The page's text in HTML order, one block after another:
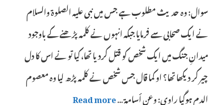
سوال: وہ حدیث مطلوب ہے جس میں نبی علیہ الصلوۃ والسلام
نے ایک صحابی سے فرمایا جبکہ انہوں نے کلمہ پڑھنے کے باوجود
میدانِ جنگ میں ایک شخص کو قتل کردیا تھا، کیا تو نے اس کا دل
چیر کر دیکھا تھا؟ او کما قال جس شخص نے کلمہ پڑھ لیا وہ معصوم
الدم ہوگیا راوی: وعن أسامة …Read more